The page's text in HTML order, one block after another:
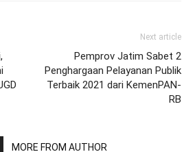
Next article
Pemprov Jatim Sabet 2
Penghargaan Pelayanan Publik
Terbaik 2021 dari KemenPAN-
RB
MORE FROM AUTHOR